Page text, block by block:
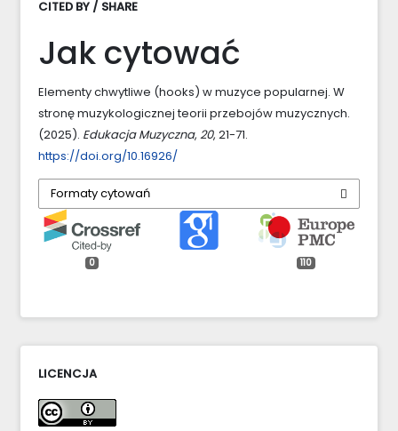
CITED BY / SHARE
Jak cytować
Elementy chwytliwe (hooks) w muzyce popularnej. W
stronę muzykologicznej teorii przebojów muzycznych.
(2025). Edukacja Muzyczna, 20, 21-71.
https://doi.org/10.16926/
Formaty cytowań
0 110
LICENCJA